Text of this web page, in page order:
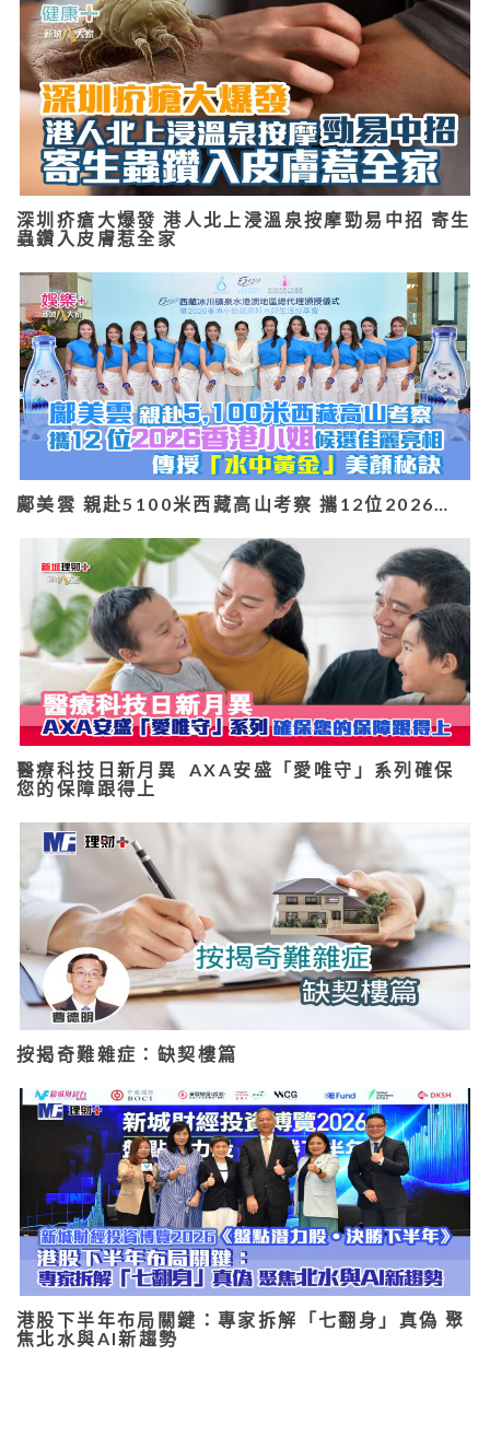
深圳疥瘡大爆發 港人北上浸溫泉按摩勁易中招 寄生
蟲鑽入皮膚惹全家
鄺美雲 親赴5100米西藏高山考察 攜12位2026…
醫療科技日新月異 AXA安盛「愛唯守」系列確保
您的保障跟得上
按揭奇難雜症：缺契樓篇
港股下半年布局關鍵：專家拆解「七翻身」真偽 聚
焦北水與AI新趨勢